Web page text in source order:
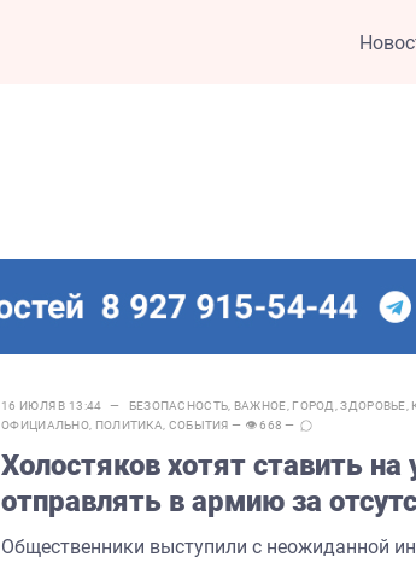
16 ИЮЛЯ В 13:44 — БЕЗОПАСНОСТЬ ВАЖНОЕ ГОРОД ,ЗДОРОВЬЕ
ОФИЦИАЛЬНО ПОЛИТИКА СОБЫТИЯ — 👁 668 —
Холостяков хотят ставить на
отправлять в армию за
прогресса в отношениях
Общественники выступили с неожиданной